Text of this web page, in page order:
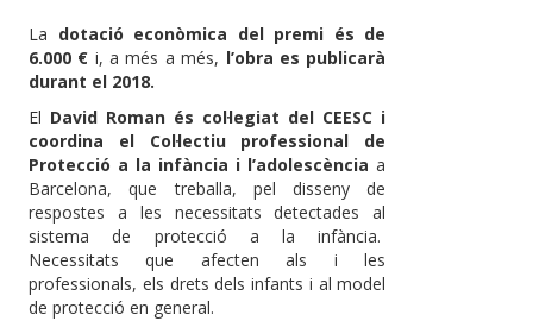
La dotació econòmica del premi és de
6.000 € i, a més a més, l’obra es publicarà
durant el 2018.
El David Roman és col·legiat del CEESC i
coordina el Col·lectiu professional de
Protecció a la infància i l’adolescència a
Barcelona, que treballa, pel disseny de
respostes a les necessitats detectades al
sistema de protecció a la infància.
Necessitats que afecten als i les
professionals, els drets dels infants i al model
de protecció en general.